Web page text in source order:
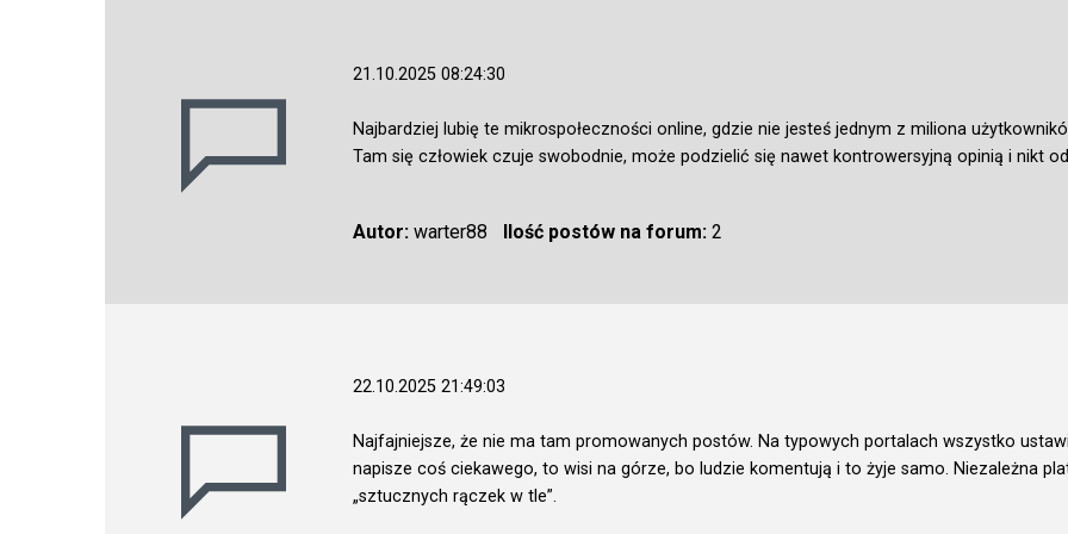
21.10.2025 08:24:30
Najbardziej lubię te mikrospołeczności online, gdzie nie jesteś jednym z miliona
Tam się człowiek czuje swobodnie, może podzielić się nawet kontrowersyjną opinią i nikt
Autor: warter88 Ilość postów na forum:2
22.10.2025 21:49:03
Najfajniejsze, że nie ma tam promowanych postów. Na typowych portalach wszystko
napisze coś ciekawego, to wisi na górze, bo ludzie komentują i to żyje samo. Niezależna
„sztucznych rączek w tle”.